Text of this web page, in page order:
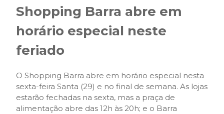
Shopping Barra abre em
horário especial neste
feriado
O Shopping Barra abre em horário especial nesta
sexta-feira Santa (29) e no final de semana. As lojas
estarão fechadas na sexta, mas a praça de
alimentação abre das 12h às 20h; e o Barra